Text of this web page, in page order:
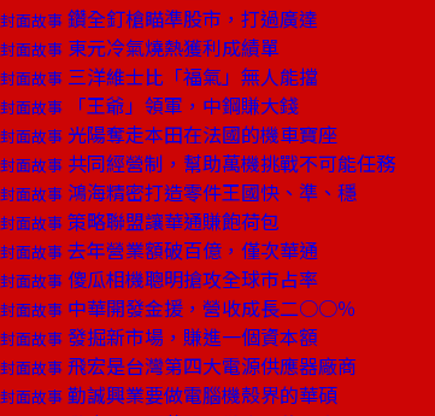
封面故事 鑽全釘槍瞄準股市，打過廣達
封面故事 東元冷氣燒熱獲利成績單
封面故事 三洋維士比「福氣」無人能擋
封面故事 「王爺」領軍，中鋼賺大錢
封面故事 光陽奪走本田在法國的機車寶座
封面故事 共同經營制，幫助萬機挑戰不可能任務
封面故事 鴻海精密打造零件王國快、準、穩
封面故事 策略聯盟讓華通賺飽荷包
封面故事 去年營業額破百億，僅次華通
封面故事 傻瓜相機聰明搶攻全球市占率
封面故事 中華開發金援，營收成長二○○％
封面故事 發掘新市場，賺進一個資本額
封面故事 飛宏是台灣第四大電源供應器廠商
封面故事 勤誠興業要做電腦機殼界的華碩